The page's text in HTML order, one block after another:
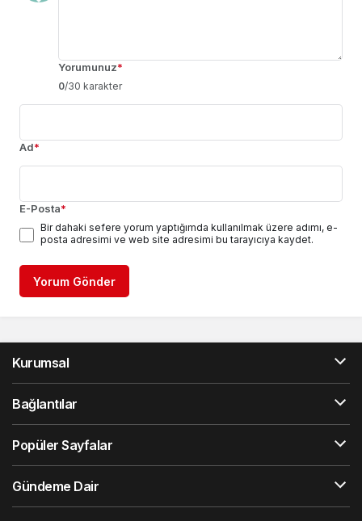
Yorumunuz*
0/30 karakter
Ad*
E-Posta*
Bir dahaki sefere yorum yaptığımda kullanılmak üzere adımı, e-
posta adresimi ve web site adresimi bu tarayıcıya kaydet.
Yorum Gönder
Kurumsal
Bağlantılar
Popüler Sayfalar
Gündeme Dair